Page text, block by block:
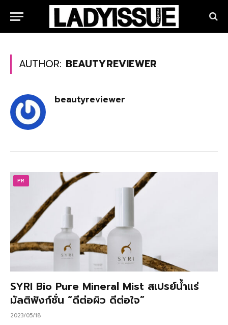
AUTHOR: BEAUTYREVIEWER
beautyreviewer
PR
SYRI Bio Pure Mineral Mist สเปรย์น้ำแร่
มัลติฟังก์ชั่น “ดีต่อผิว ดีต่อใจ”
2023/05/18